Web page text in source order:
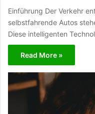
Einführung Der Verkehr
selbstfahrende Autos
Diese intelligenten
Read More »